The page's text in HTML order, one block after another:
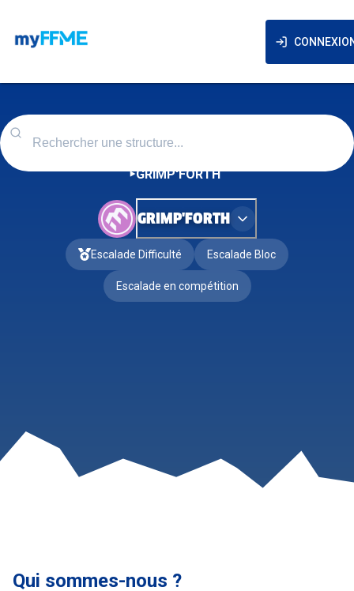
GRIMP'FORTH
GRIMP'FORTH
Escalade Difficulté Escalade Bloc
Escalade en compétition
Qui sommes-nous ?